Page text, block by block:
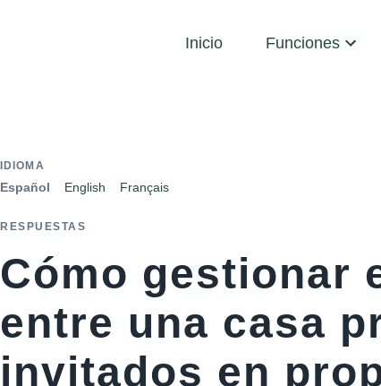
Inicio Funciones
IDIOMA
Español English Français
RESPUESTAS
Cómo gestionar
entre una casa
invitados en